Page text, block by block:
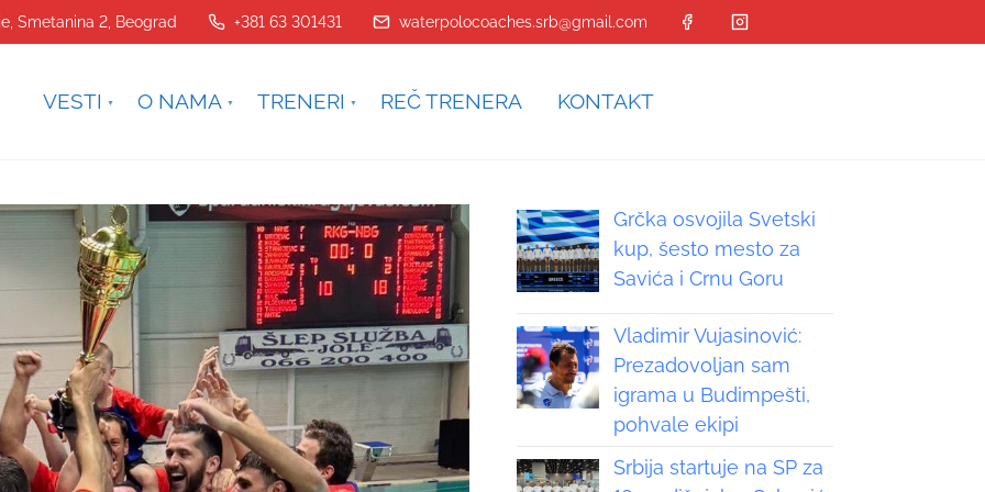
Smetanina 2, Beograd +381 63 301431 waterpolocoaches.srb@gmail.com
VESTI O NAMA TRENERI REČ TRENERA KONTAKT
Grčka osvojila Svetski
kup, šesto mesto za
Savića i Crnu Goru
Vladimir Vujasinović:
Prezadovoljan sam
igrama u Budimpešti,
pohvale ekipi
Srbija startuje na SP za